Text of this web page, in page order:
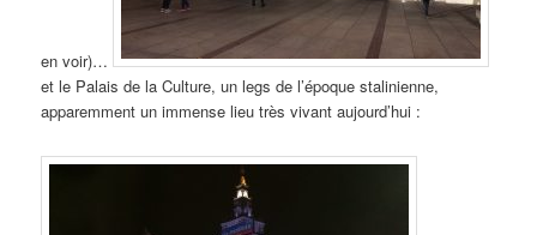
en voir)…
et le Palais de la Culture, un legs de l’époque stalinienne,
apparemment un immense lieu très vivant aujourd’hui :